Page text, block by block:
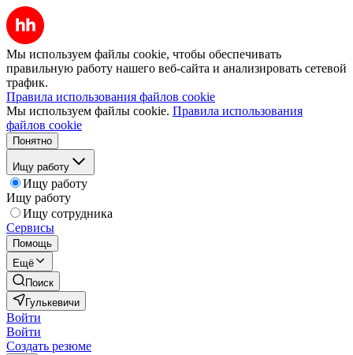
Мы используем файлы cookie, чтобы обеспечивать
правильную работу нашего веб-сайта и анализировать сетевой
трафик.
Правила использования файлов cookie
Мы используем файлы cookie. Правила использования
файлов cookie
Понятно
Ищу работу
Ищу работу
Ищу работу
Ищу сотрудника
Сервисы
Помощь
Ещё
Поиск
Гулькевичи
Войти
Войти
Создать резюме